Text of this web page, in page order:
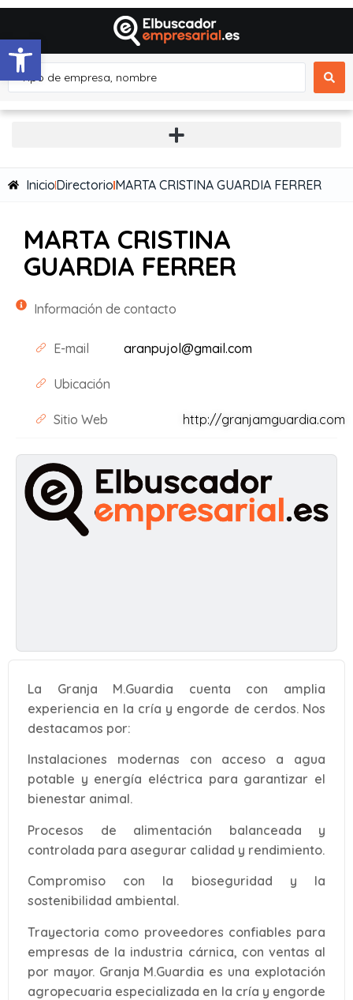
Abrir barra de herramientas
InicioDirectorioMARTA CRISTINA GUARDIA FERRER
MARTA CRISTINA
GUARDIA FERRER
Información de contacto
E-mail aranpujol@gmail.com
Ubicación
Sitio Web http://granjamguardia.com
La Granja M.Guardia cuenta con amplia
experiencia en la cría y engorde de cerdos. Nos
destacamos por:
Instalaciones modernas con acceso a agua
potable y energía eléctrica para garantizar el
bienestar animal.
Procesos de alimentación balanceada y
controlada para asegurar calidad y rendimiento.
Compromiso con la bioseguridad y la
sostenibilidad ambiental.
Trayectoria como proveedores confiables para
empresas de la industria cárnica, con ventas al
por mayor. Granja M.Guardia es una explotación
agropecuaria especializada en la cría y engorde